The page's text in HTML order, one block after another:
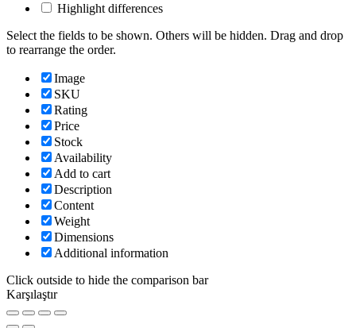
Highlight differences
Select the fields to be shown. Others will be hidden. Drag and drop
to rearrange the order.
Image
SKU
Rating
Price
Stock
Availability
Add to cart
Description
Content
Weight
Dimensions
Additional information
Click outside to hide the comparison bar
Karşılaştır